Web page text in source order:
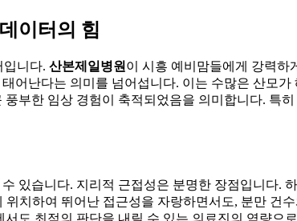
이터의 힘
입니다. 산본제일병원 이 시흥 예비맘들에게 강력하
어난다는 의미를 넘어섭니다. 이는 수많은 산모
부한 임상 경험이 축적되었음을 의미합니다. 특
있습니다. 지리적 근접성은 분명한 장점입니다.
치하여 뛰어난 접근성을 자랑하면서도, 분만 건
도 최적의 판단을 내릴 수 있는 의료진의 역량으